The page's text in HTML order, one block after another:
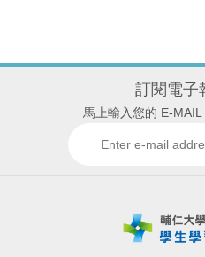
訂閱電子
馬上輸入您的 E-MAIL